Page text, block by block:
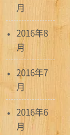
月
2016年8
月
2016年7
月
2016年6
月